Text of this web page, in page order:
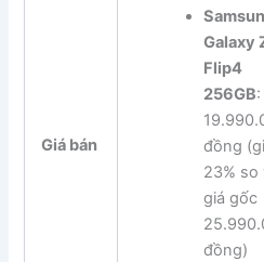
Giá bán
Galaxy
Flip4
256GB:
đồng
23% so
giá gốc
đồng)